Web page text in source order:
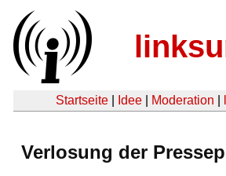
Startseite Idee Moderation
Verlosung der